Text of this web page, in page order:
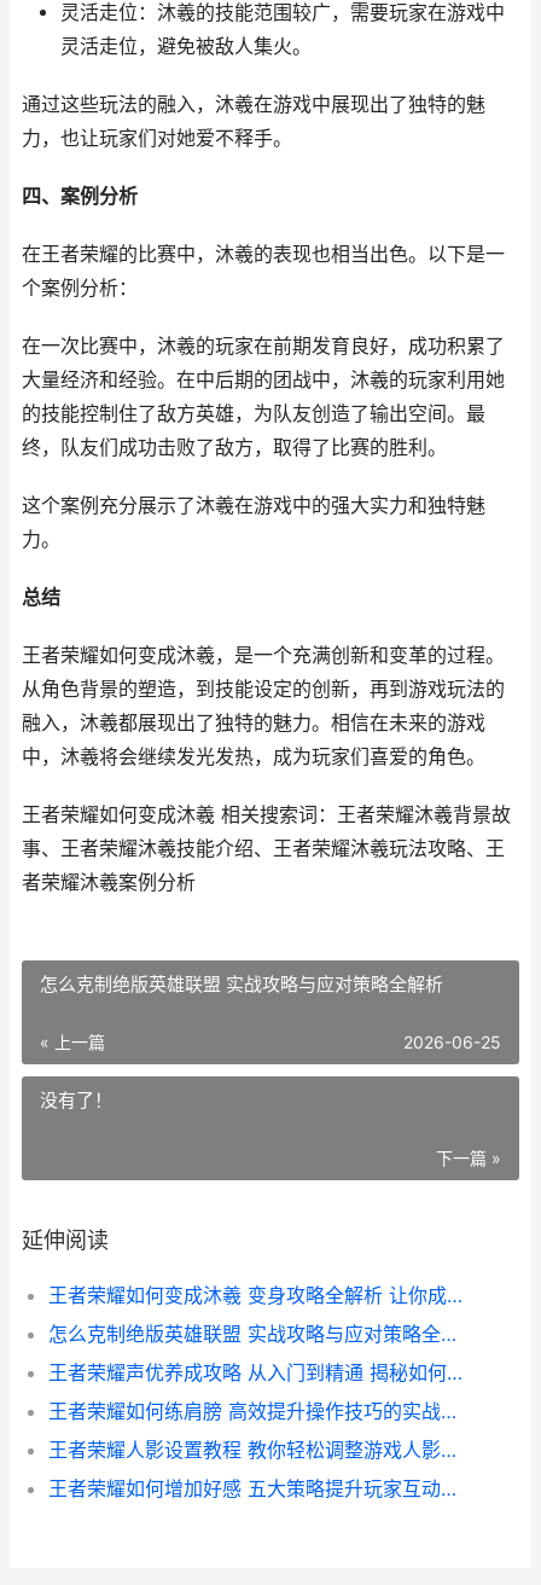
灵活走位：沐羲的技能范围较广，需要玩家在游戏中
灵活走位，避免被敌人集火。
通过这些玩法的融入，沐羲在游戏中展现出了独特的魅
力，也让玩家们对她爱不释手。
四、案例分析
在王者荣耀的比赛中，沐羲的表现也相当出色。以下是一
个案例分析：
在一次比赛中，沐羲的玩家在前期发育良好，成功积累了
大量经济和经验。在中后期的团战中，沐羲的玩家利用她
的技能控制住了敌方英雄，为队友创造了输出空间。最
终，队友们成功击败了敌方，取得了比赛的胜利。
这个案例充分展示了沐羲在游戏中的强大实力和独特魅
力。
总结
王者荣耀如何变成沐羲，是一个充满创新和变革的过程。
从角色背景的塑造，到技能设定的创新，再到游戏玩法的
融入，沐羲都展现出了独特的魅力。相信在未来的游戏
中，沐羲将会继续发光发热，成为玩家们喜爱的角色。
王者荣耀如何变成沐羲 相关搜索词：王者荣耀沐羲背景故
事、王者荣耀沐羲技能介绍、王者荣耀沐羲玩法攻略、王
者荣耀沐羲案例分析
怎么克制绝版英雄联盟 实战攻略与应对策略全解析
« 上一篇 2026-06-25
没有了！
下一篇 »
延伸阅读
王者荣耀如何变成沐羲 变身攻略全解析 让你成为游戏达人
怎么克制绝版英雄联盟 实战攻略与应对策略全解析
王者荣耀声优养成攻略 从入门到精通 揭秘如何学习成为优秀王者荣耀声优
王者荣耀如何练肩膀 高效提升操作技巧的实战攻略
王者荣耀人影设置教程 教你轻松调整游戏人影效果 提升视觉体验
王者荣耀如何增加好感 五大策略提升玩家互动与忠诚度